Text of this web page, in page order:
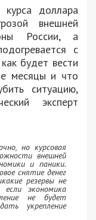
доллара
внешней
России, а
с
будет вести
месяцы и что
ситуацию,
эксперт
но курсовая
внешней
и паники.
снятие денег
резервы не
экономика
не будет
укрепление